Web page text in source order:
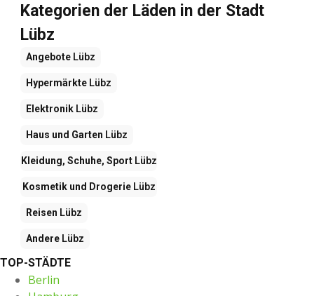
Kategorien der Läden in der Stadt
Lübz
Angebote Lübz
Hypermärkte Lübz
Elektronik Lübz
Haus und Garten Lübz
Kleidung, Schuhe, SportLübz
Kosmetik und DrogerieLübz
Reisen Lübz
Andere Lübz
TOP-STÄDTE
Berlin